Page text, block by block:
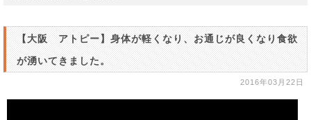
【大阪 アトピー】身体が軽くなり、お通じが良くなり食欲
が湧いてきました。
2016年03月22日